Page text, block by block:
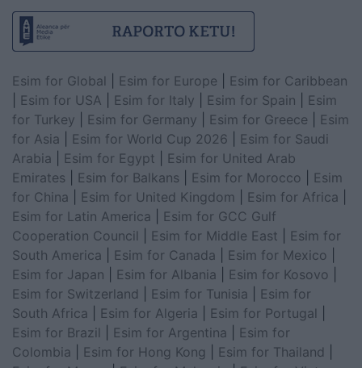
Esim for Global Esim for Europe
Esim for Caribbean
Esim for USA Esim for Italy Esim for Spain
Esim
for Turkey
Esim for Germany Esim for Greece
Esim
for Asia
Esim for World Cup 2026
Esim for Saudi
Arabia
Esim for Egypt
Esim for United Arab
Emirates
Esim for Balkans Esim for Morocco
Esim
for China
Esim for United Kingdom Esim for Africa
Esim for Latin America
Esim for GCC Gulf
Cooperation Council
Esim for Middle East
Esim for
South America
Esim for Canada Esim for Mexico
Esim for Japan
Esim for Albania Esim for Kosovo
Esim for Switzerland
Esim for Tunisia
Esim for
South Africa
Esim for Algeria Esim for Portugal
Esim for Brazil
Esim for Argentina
Esim for
Colombia
Esim for Hong Kong Esim for Thailand